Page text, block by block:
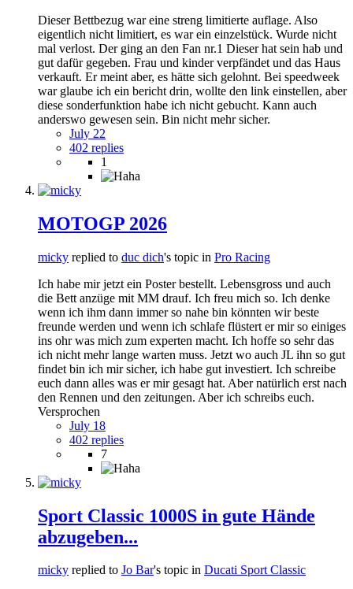
Dieser Bettbezug war eine streng limitierte auflage. Also
eigentlich nicht limitiert, es war ein einzelstück. Wurde nicht
mal verlost. Der ging an den Fan nr.1 Dieser hat sein hab und
gut dafür gegeben. Frau und kinder verpfändet und das Haus
verkauft. Er meint aber, es hätte sich gelohnt. Bei speedweek
war glaube ich ein bericht drin, wollte den link einstellen, aber
diese sonderfunktion habe ich nicht gebucht. Kann auch
anderswo gewesen sein. Bin nicht mehr sicher.
July 22
402 replies
1
MOTOGP 2026
micky replied to duc dich's topic in Pro Racing
Ich habe mir jetzt ein Poster bestellt. Lebensgross und auch
die Bett anzüge mit MM drauf. Ich freu mich so. Ich denke
wenn ich ihm dann immer so nahe bin könnten wir beste
freunde werden und wenn ich schlafe flüstert er mir so einiges
ins ohr was mich zum experten macht. Ich hoffe so sehr das
ich nicht mehr lange warten muss. Jetzt wo auch JL ihn so gut
findet bin ich mir sicher, ich habe gut investiert. Ich schreibe
euch dann alles was er mir gesagt hat. Aber natürlich erst nach
den Rennen und den zeitungen. Aber ich schreibs euch.
Versprochen
July 18
402 replies
7
Sport Classic 1000S in gute Hände
abzugeben...
micky replied to Jo Bar's topic in Ducati Sport Classic